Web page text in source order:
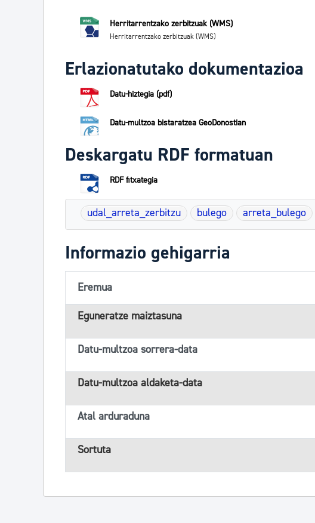
Herritarrentzako zerbitzuak (WMS)
Herritarrentzako zerbitzuak (WMS)
Erlazionatutako dokumentazioa
Datu-hiztegia (pdf)
Datu-multzoa bistaratzea GeoDonostian
Deskargatu RDF formatuan
RDF fitxategia
udal_arreta_zerbitzu bulego arreta_bulego
Informazio gehigarria
Eremua
Eguneratze maiztasuna
Datu-multzoa sorrera-data
Datu-multzoa aldaketa-data
Atal arduraduna
Sortuta